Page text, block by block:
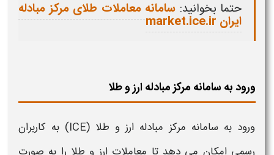
حتما بخوانید: سامانه معاملات طلای مرکز مبادله
ایران market.ice.ir
ورود به سامانه مرکز مبادله ارز و طلا
ورود به سامانه مرکز مبادله ارز و طلا
(ICE) به کاربران